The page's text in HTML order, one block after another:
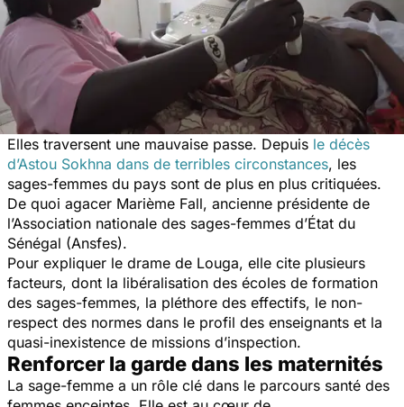
Elles traversent une mauvaise passe. Depuis le décès
d’Astou Sokhna dans de terribles circonstances, les
sages-femmes du pays sont de plus en plus critiquées.
De quoi agacer Marième Fall, ancienne présidente de
l’Association nationale des sages-femmes d’État du
Sénégal (Ansfes).
Pour expliquer le drame de Louga, elle cite plusieurs
facteurs, dont la libéralisation des écoles de formation
des sages-femmes, la pléthore des effectifs, le non-
respect des normes dans le profil des enseignants et la
quasi-inexistence de missions d’inspection.
Renforcer la garde dans les maternités
La sage-femme a un rôle clé dans le parcours santé des